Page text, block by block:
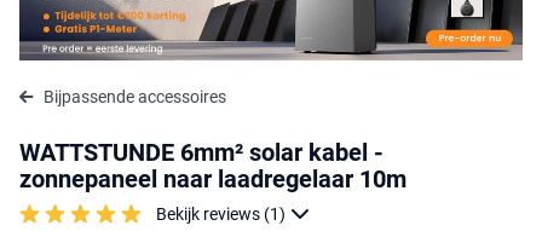
Bijpassende accessoires
WATTSTUNDE 6mm² solar kabel -
zonnepaneel naar laadregelaar 10m
Bekijk reviews (1)